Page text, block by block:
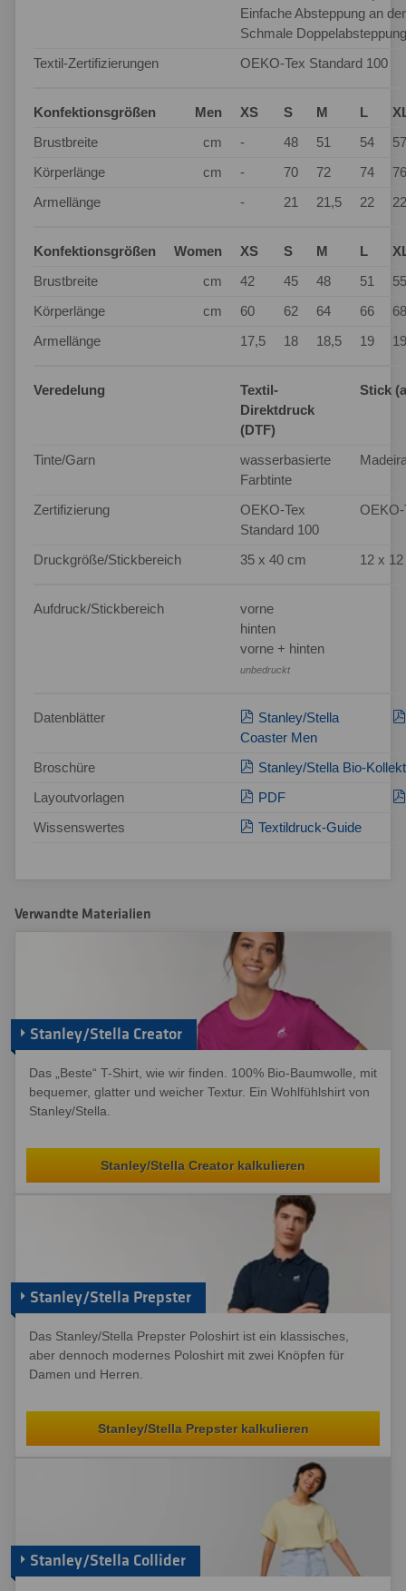
Einfache Absteppung an
Schmale
Textil-Zertifizierungen
OEKO-Tex Standard 100
Konfektionsgrößen Men XS S M L
Brustbreite
cm - 48 51 54
57
Körperlänge
cm - 70 72 74
76
Armellänge
- 21 21,5 22
Konfektionsgrößen Women XS S M L
Brustbreite
cm 42 45 48 51
55
Körperlänge
cm 60 62 64 66
68
Armellänge
17,5 18 18,5 19
Veredelung
Textil-
Direktdruck
(DTF)
Stick
Tinte/Garn
wasserbasierte
Farbtinte
Zertifizierung
OEKO-Tex
Standard 100
OEKO-
Druckgröße/Stickbereich 35 x 40 cm 12 x
Aufdruck/Stickbereich
vorne
hinten
vorne + hinten
unbedruckt
Datenblätter
Stanley/Stella
Coaster Men
Broschüre
Stanley/Stella Bio-
Layoutvorlagen
PDF
Wissenswertes
Textildruck-Guide
Verwandte Materialien
Stanley/Stella Creator
Das „Beste“ T-Shirt, wie wir finden. 100% Bio-Baumwolle, mit
bequemer, glatter und weicher Textur. Ein Wohlfühlshirt von
Stanley/Stella.
Stanley/Stella Creator kalkulieren
Stanley/Stella Prepster
Das Stanley/Stella Prepster Poloshirt ist ein klassisches,
aber dennoch modernes Poloshirt mit zwei Knöpfen für
Damen und Herren.
Stanley/Stella Prepster kalkulieren
Stanley/Stella Collider